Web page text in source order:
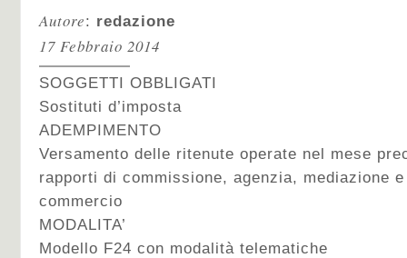
Autore: redazione
17 Febbraio 2014
SOGGETTI OBBLIGATI
Sostituti d’imposta
ADEMPIMENTO
Versamento delle ritenute operate nel mese
rapporti di commissione, agenzia, mediazione
commercio
MODALITA’
Modello F24 con modalità telematiche